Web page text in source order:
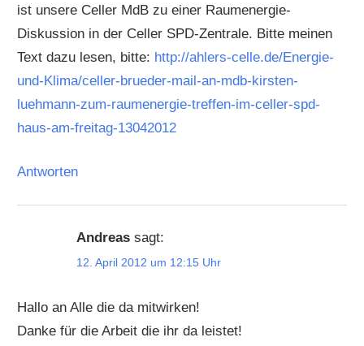
ist unsere Celler MdB zu einer Raumenergie-
Diskussion in der Celler SPD-Zentrale. Bitte meinen
Text dazu lesen, bitte: http://ahlers-celle.de/Energie-
und-Klima/celler-brueder-mail-an-mdb-kirsten-
luehmann-zum-raumenergie-treffen-im-celler-spd-
haus-am-freitag-13042012
Antworten
Andreas sagt:
12. April 2012 um 12:15 Uhr
Hallo an Alle die da mitwirken!
Danke für die Arbeit die ihr da leistet!